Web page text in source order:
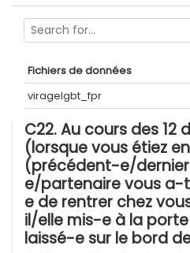
Fichiers de données
viragelgbt_fpr
C22. Au cours des 12
(lorsque vous étiez
(précédent-e/
e/partenaire vous
e de rentrer chez
il/elle mis-e à la
laissé-e sur le bord